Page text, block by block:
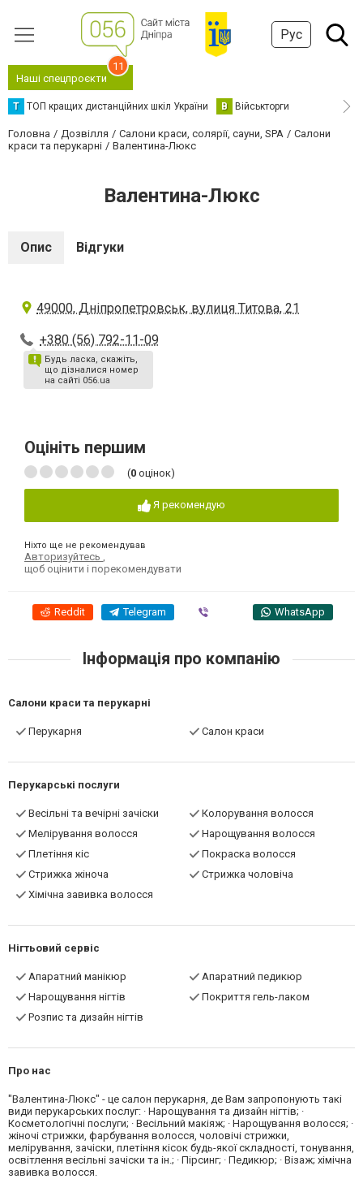
Рус
Наші спецпроєкти
11
Т ТОП кращих дистанційних шкіл України В Військторги
Головна Дозвілля Салони краси, солярії, сауни, SPA
Салони
краси та перукарні
Валентина-Люкс
Валентина-Люкс
Опис Відгуки
49000, Дніпропетровськ, вулиця Титова, 21
+380 (56) 792-11-09
Будь ласка, скажіть,
що дізналися номер
на сайті 056.ua
Оцініть першим
(0 оцінок)
Я рекомендую
Ніхто ще не рекомендував
Авторизуйтесь
щоб оцінити і порекомендувати
Reddit Telegram WhatsApp
Інформація про компанію
Салони краси та перукарні
Перукарня Салон краси
Перукарські послуги
Весільні та вечірні зачіски
Колорування волосся
Мелірування волосся
Нарощування волосся
Плетіння кіс
Покраска волосся
Стрижка жіноча
Стрижка чоловіча
Хімічна завивка волосся
Нігтьовий сервіс
Апаратний манікюр
Апаратний педикюр
Нарощування нігтів
Покриття гель-лаком
Розпис та дизайн нігтів
Про нас
"Валентина-Люкс" - це салон перукарня, де Вам запропонують такі
види перукарських послуг: · Нарощування та дизайн нігтів; ·
Косметологічні послуги; · Весільний макіяж; · Нарощування волосся; ·
жіночі стрижки, фарбування волосся, чоловічі стрижки,
мелірування, зачіски, плетіння кісок будь-якої складності, тонування,
освітлення весільні зачіски та ін.; · Пірсинг; · Педикюр; · Візаж; хімічна
завивка волосся.